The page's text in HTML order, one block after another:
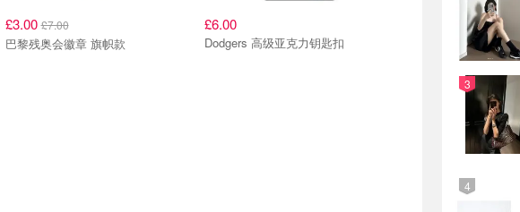
£3.00£7.00
巴黎残奥会徽章 旗帜款
£6.00
Dodgers 高级亚克力钥匙扣